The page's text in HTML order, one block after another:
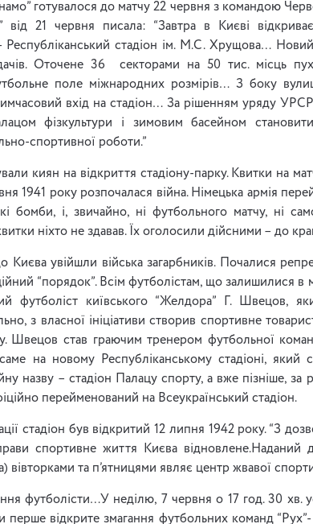
готувалося до матчу 22 червня з командою
від 21 червня писала: “Завтра в Києві
Республіканський стадіон ім. М.С. Хрущова…
Оточене 36 секторами на 50 тис. місць
поле міжнародних розмірів… З боку
вхід на стадіон… За рішенням уряду УРСР
фізкультури і зимовим басейном
спортивної роботи.”
киян на відкриття стадіону-парку. Квитки на
1941 року розпочалася війна. Німецька армія
бомби, і, звичайно, ні футбольного матчу, ні
ніхто не здавав. Їх оголосили дійсними – до
Києва увійшли війська загарбників. Почалися
“порядок”. Всім футболістам, що залишилися в
футболіст київського “Желдора” Г. Швецов,
з власної ініціативи створив спортивне
Швецов став граючим тренером футбольної
на новому Республіканському стадіоні, який
назву – стадіон Палацу спорту, а вже пізніше, за
перейменований на Всеукраїнський стадіон.
стадіон був відкритий 12 липня 1942 року. “З
спортивне життя Києва відновлене.Наданий
вівторками та п’ятницями являє центр жвавої
футболісти…У неділю, 7 червня о 17 год. 30 хв.
перше відкрите змагання футбольних команд “Рух”-